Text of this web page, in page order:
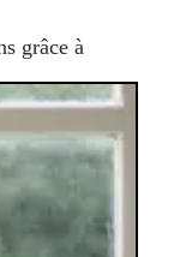
grâce à